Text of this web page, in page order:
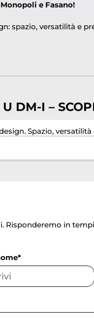
e Fasano!
spazio, versatilità e
DM-I –
Spazio,
Risponderemo in